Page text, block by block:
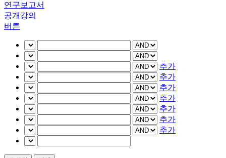
연구보고서
공개강의
버튼
추가
추가
추가
추가
추가
추가
추가